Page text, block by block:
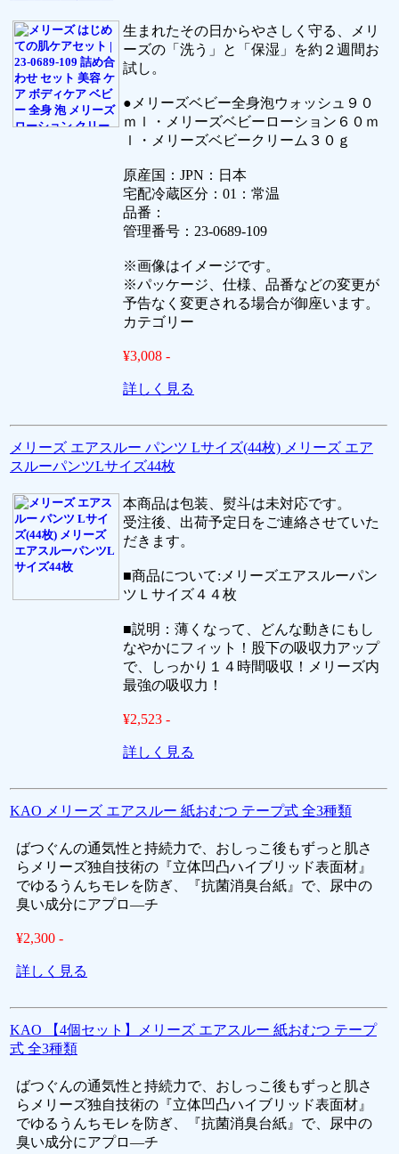
生まれたその日からやさしく守る、メリ
ーズの「洗う」と「保湿」を約２週間お
試し。
●メリーズベビー全身泡ウォッシュ９０
ｍｌ・メリーズベビーローション６０ｍ
ｌ・メリーズベビークリーム３０ｇ
原産国：JPN：日本
宅配冷蔵区分：01：常温
品番：
管理番号：23-0689-109
※画像はイメージです。
※パッケージ、仕様、品番などの変更が
予告なく変更される場合が御座います。
カテゴリー
¥3,008 -
詳しく見る
メリーズ エアスルー パンツ Lサイズ(44枚) メリーズ エア
スルーパンツLサイズ44枚
本商品は包装、熨斗は未対応です。
受注後、出荷予定日をご連絡させていた
だきます。
■商品について:メリーズエアスルーパン
ツＬサイズ４４枚
■説明：薄くなって、どんな動きにもし
なやかにフィット！股下の吸収力アップ
で、しっかり１４時間吸収！メリーズ内
最強の吸収力！
¥2,523 -
詳しく見る
KAO メリーズ エアスルー 紙おむつ テープ式 全3種類
ばつぐんの通気性と持続力で、おしっこ後もずっと肌さ
らメリーズ独自技術の『立体凹凸ハイブリッド表面材』
でゆるうんちモレを防ぎ、『抗菌消臭台紙』で、尿中の
臭い成分にアプロ―チ
¥2,300 -
詳しく見る
KAO 【4個セット】メリーズ エアスルー 紙おむつ テープ
式 全3種類
ばつぐんの通気性と持続力で、おしっこ後もずっと肌さ
らメリーズ独自技術の『立体凹凸ハイブリッド表面材』
でゆるうんちモレを防ぎ、『抗菌消臭台紙』で、尿中の
臭い成分にアプロ―チ